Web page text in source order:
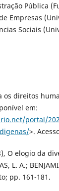
Pública
Empresas
Sociais
os direitos
em:
portal/
>.
O elogio da
L. A.;
pp. 161-181.